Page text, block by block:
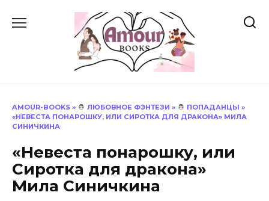
AMOUR-BOOKS » ЛЮБОВНОЕ ФЭНТЕЗИ » ПОПАДАНЦЫ »
«НЕВЕСТА ПОНАРОШКУ, ИЛИ СИРОТКА ДЛЯ ДРАКОНА» МИЛА
СИНИЧКИНА
«Невеста понарошку, или
Сиротка для дракона»
Мила Синичкина